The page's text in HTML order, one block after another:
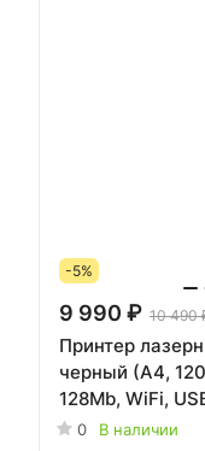
-5%
9 990 ₽ 10 490
Принтер
черный (A4,
128Mb, WiFi,
0 В наличии